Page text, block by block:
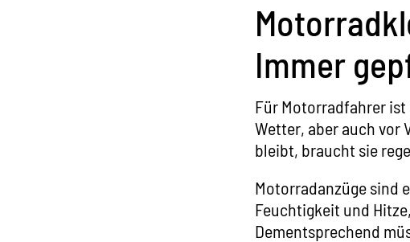
Immer
Für Motorradfahrer
Wetter, aber auch vor
bleibt, braucht sie
Motorradanzüge sind
Feuchtigkeit und
Dementsprechend